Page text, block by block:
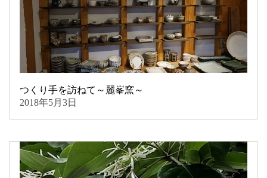
つくり手を訪ねて～麗峯窯～
2018年5月3日